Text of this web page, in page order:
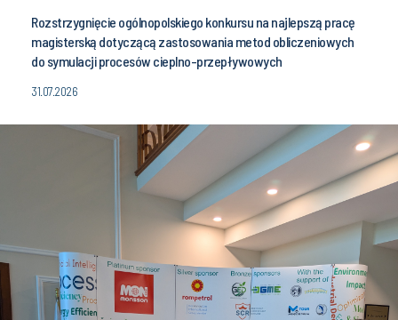
Rozstrzygnięcie ogólnopolskiego konkursu na najlepszą pracę
magisterską dotyczącą zastosowania metod obliczeniowych
do symulacji procesów cieplno-przepływowych
31.07.2026